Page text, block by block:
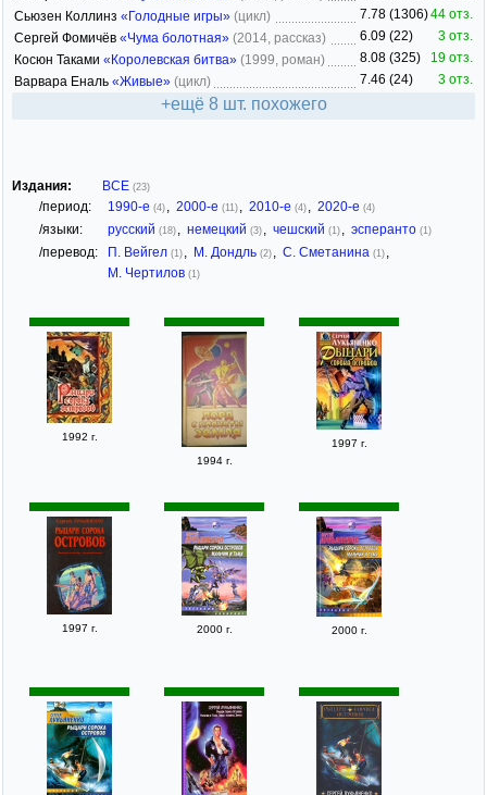
Сьюзен Коллинз «Голодные игры» (цикл) 7.78 (1306)44 отз.
Сергей Фомичёв «Чума болотная» (2014, рассказ) 6.09 (22)
3 отз.
Косюн Таками «Королевская битва» (1999, роман) 8.08 (325)
19 отз.
Варвара Еналь «Живые» (цикл) 7.46 (24) 3 отз.
+ещё 8 шт. похожего
Издания: ВСЕ (23)
/период: 1990-е (4) , 2000-е (11) , 2010-е (4) , 2020-е (4)
/языки: русский (18) , немецкий (3) , чешский (1) , эсперанто (1)
/перевод: П. Вейгел (1) , М. Дондль (2) , С. Сметанина (1) ,
М. Чертилов (1)
1992 г.
1994 г.
1997 г.
1997 г. 2000 г. 2000 г.